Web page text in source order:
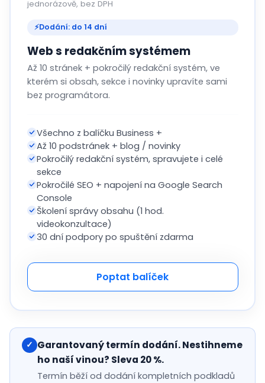
jednorázově, bez DPH
⚡Dodání: do 14 dní
Web s redakčním systémem
Až 10 stránek + pokročilý redakční systém, ve
kterém si obsah, sekce i novinky upravíte sami
bez programátora.
Všechno z balíčku Business +
Až 10 podstránek + blog / novinky
Pokročilý redakční systém, spravujete i celé
sekce
Pokročilé SEO + napojení na Google Search
Console
Školení správy obsahu (1 hod.
videokonzultace)
30 dní podpory po spuštění zdarma
Poptat balíček
✓ Garantovaný termín dodání. Nestihneme
ho naší vinou? Sleva 20 %.
Termín běží od dodání kompletních podkladů